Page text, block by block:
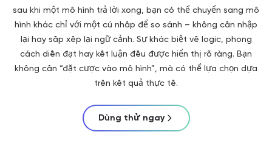
sau khi một mô hình trả lời xong, bạn có thể chuyển sang mô
hình khác chỉ với một cú nhấp để so sánh – không cần nhập
lại hay sắp xếp lại ngữ cảnh. Sự khác biệt về logic, phong
cách diễn đạt hay kết luận đều được hiển thị rõ ràng. Bạn
không cần “đặt cược vào mô hình”, mà có thể lựa chọn dựa
trên kết quả thực tế.
Dùng thử ngay